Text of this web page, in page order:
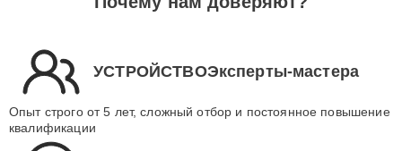
УСТРОЙСТВОЭксперты-мастера
Опыт строго от 5 лет, сложный отбор и постоянное повышение
квалификации